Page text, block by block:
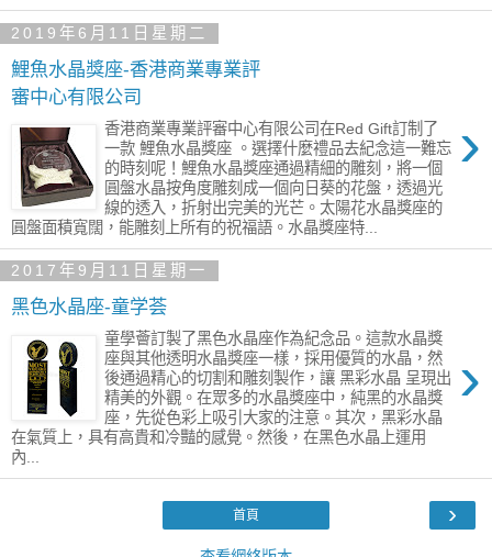
2019年6月11日星期二
鯉魚水晶獎座-香港商業專業評
審中心有限公司
›
香港商業專業評審中心有限公司在Red Gift訂制了
一款 鯉魚水晶獎座 。選擇什麼禮品去紀念這一難忘
的時刻呢！鯉魚水晶獎座通過精細的雕刻，將一個
圓盤水晶按角度雕刻成一個向日葵的花盤，透過光
線的透入，折射出完美的光芒。太陽花水晶獎座的
圓盤面積寬闊，能雕刻上所有的祝福語。水晶獎座特...
2017年9月11日星期一
黑色水晶座-童学荟
›
童學薈訂製了黑色水晶座作為紀念品。這款水晶獎
座與其他透明水晶獎座一樣，採用優質的水晶，然
後通過精心的切割和雕刻製作，讓 黑彩水晶 呈現出
精美的外觀。在眾多的水晶獎座中，純黑的水晶獎
座，先從色彩上吸引大家的注意。其次，黑彩水晶
在氣質上，具有高貴和冷豔的感覺。然後，在黑色水晶上運用
內...
›
首頁